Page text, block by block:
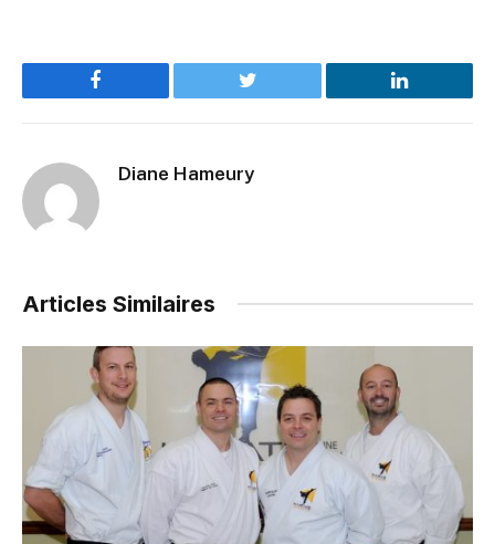
Facebook Twitter LinkedIn
Diane Hameury
Articles Similaires